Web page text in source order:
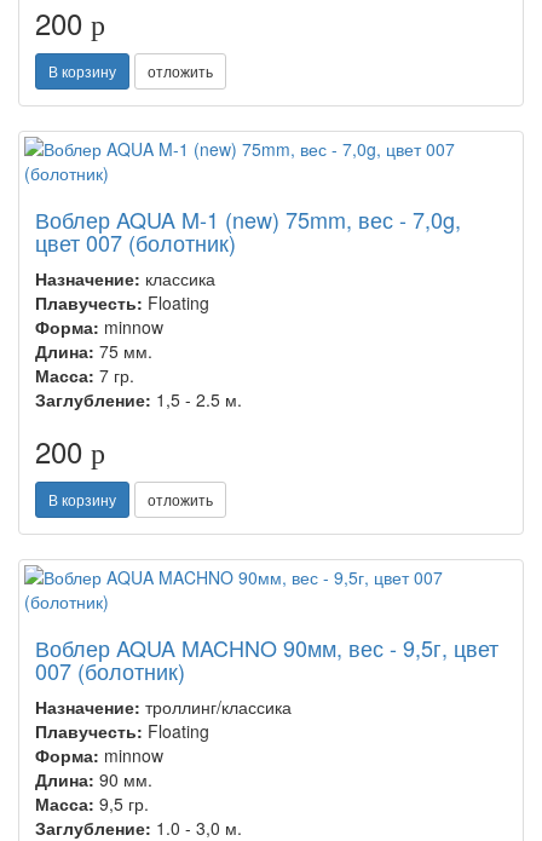
200 p
В корзину отложить
Воблер AQUA M-1 (new) 75mm, вес - 7,0g,
цвет 007 (болотник)
Назначение: классика
Плавучесть: Floating
Форма: minnow
Длина: 75 мм.
Масса: 7 гр.
Заглубление: 1,5 - 2.5 м.
200 p
В корзину отложить
Воблер AQUA MACHNO 90мм, вес - 9,5г, цвет
007 (болотник)
Назначение: троллинг/классика
Плавучесть: Floating
Форма: minnow
Длина: 90 мм.
Масса: 9,5 гр.
Заглубление: 1.0 - 3,0 м.